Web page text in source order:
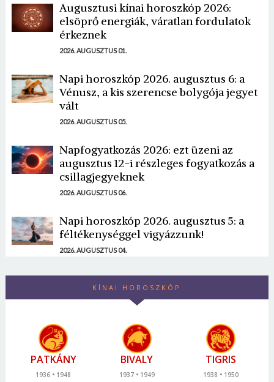
Augusztusi kínai horoszkóp 2026:
elsöprő energiák, váratlan fordulatok
érkeznek
2026. AUGUSZTUS 01.
Napi horoszkóp 2026. augusztus 6: a
Vénusz, a kis szerencse bolygója jegyet
vált
2026. AUGUSZTUS 05.
Napfogyatkozás 2026: ezt üzeni az
augusztus 12-i részleges fogyatkozás a
csillagjegyeknek
2026. AUGUSZTUS 06.
Napi horoszkóp 2026. augusztus 5: a
féltékenységgel vigyázzunk!
2026. AUGUSZTUS 04.
KÍNAI HOROSZKÓP
PATKÁNY
1936
1948
BIVALY
1937
1949
TIGRIS
1938
1950